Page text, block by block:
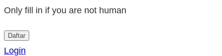
Only fill in if you are not human
Login